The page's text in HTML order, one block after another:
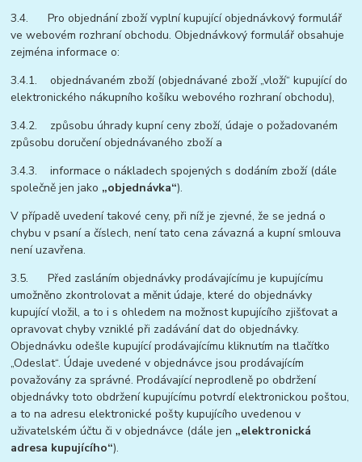
3.4. Pro objednání zboží vyplní kupující objednávkový formulář
ve webovém rozhraní obchodu. Objednávkový formulář obsahuje
zejména informace o:
3.4.1. objednávaném zboží (objednávané zboží „vloží“ kupující do
elektronického nákupního košíku webového rozhraní obchodu),
3.4.2. způsobu úhrady kupní ceny zboží, údaje o požadovaném
způsobu doručení objednávaného zboží a
3.4.3. informace o nákladech spojených s dodáním zboží (dále
společně jen jako „objednávka“).
V případě uvedení takové ceny, při níž je zjevné, že se jedná o
chybu v psaní a číslech, není tato cena závazná a kupní smlouva
není uzavřena.
3.5. Před zasláním objednávky prodávajícímu je kupujícímu
umožněno zkontrolovat a měnit údaje, které do objednávky
kupující vložil, a to i s ohledem na možnost kupujícího zjišťovat a
opravovat chyby vzniklé při zadávání dat do objednávky.
Objednávku odešle kupující prodávajícímu kliknutím na tlačítko
„Odeslat“. Údaje uvedené v objednávce jsou prodávajícím
považovány za správné. Prodávající neprodleně po obdržení
objednávky toto obdržení kupujícímu potvrdí elektronickou poštou,
a to na adresu elektronické pošty kupujícího uvedenou v
uživatelském účtu či v objednávce (dále jen „elektronická
adresa kupujícího“).